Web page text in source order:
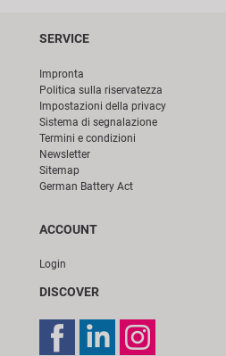
SERVICE
Impronta
Politica sulla riservatezza
Impostazioni della privacy
Sistema di segnalazione
Termini e condizioni
Newsletter
Sitemap
German Battery Act
ACCOUNT
Login
DISCOVER